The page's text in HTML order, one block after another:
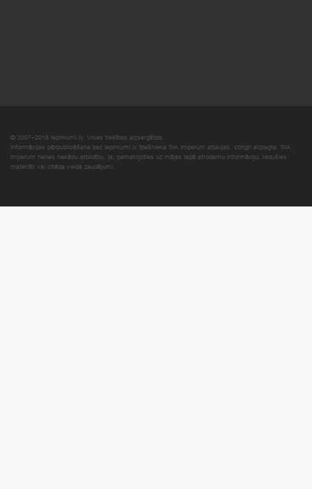
© 2007–2018 Iepirkumi.lv. Visas tiesības aizsargātas.
Informācijas pārpublicēšana bez iepirkumi.lv īpašnieka SIA Imperum atļaujas, stingri aizliegta. SIA
Imperum nenes nekādu atbildību, ja, pamatojoties uz mājas lapā atrodamo informāciju, radušies
materiāli vai citāda veida zaudējumi.